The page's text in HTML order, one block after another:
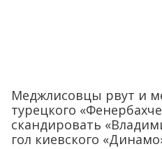
Меджлисовцы рвут и
турецкого
скандировать
гол киевского